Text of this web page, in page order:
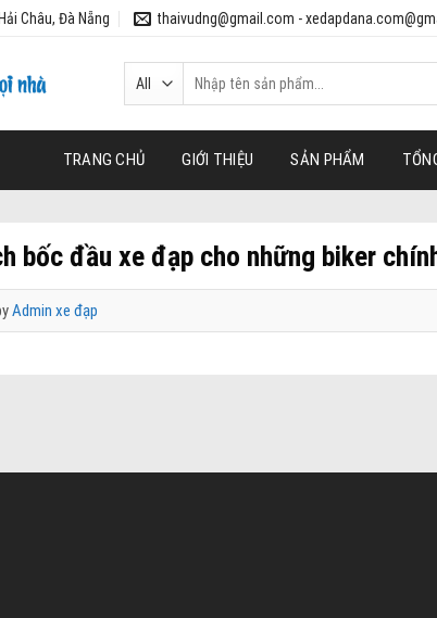
Châu, Đà Nẵng thaivudng@gmail.com -
Tìm
kiếm:
TRANG CHỦ GIỚI THIỆU SẢN PHẨM
bốc đầu xe đạp cho những biker
Admin xe đạp